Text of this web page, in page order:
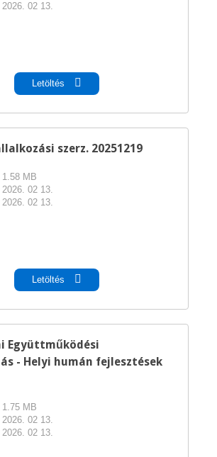
2026. 02 13.
Letöltés
szerz. 20251219
1.58 MB
2026. 02 13.
2026. 02 13.
Letöltés
Együttműködési
- Helyi humán fejlesztések
1.75 MB
2026. 02 13.
2026. 02 13.